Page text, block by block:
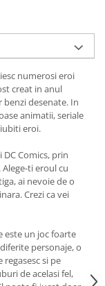
numerosi eroi
creat in anul
desenate. In
animatii, seriale
eroi.
Comics, prin
ti eroul cu
ai nevoie de o
Crezi ca vei
este un joc foarte
personaje, o
regasesc si pe
de acelasi fel,